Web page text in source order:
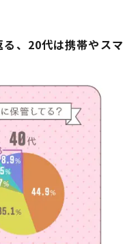
、20代は携帯やス